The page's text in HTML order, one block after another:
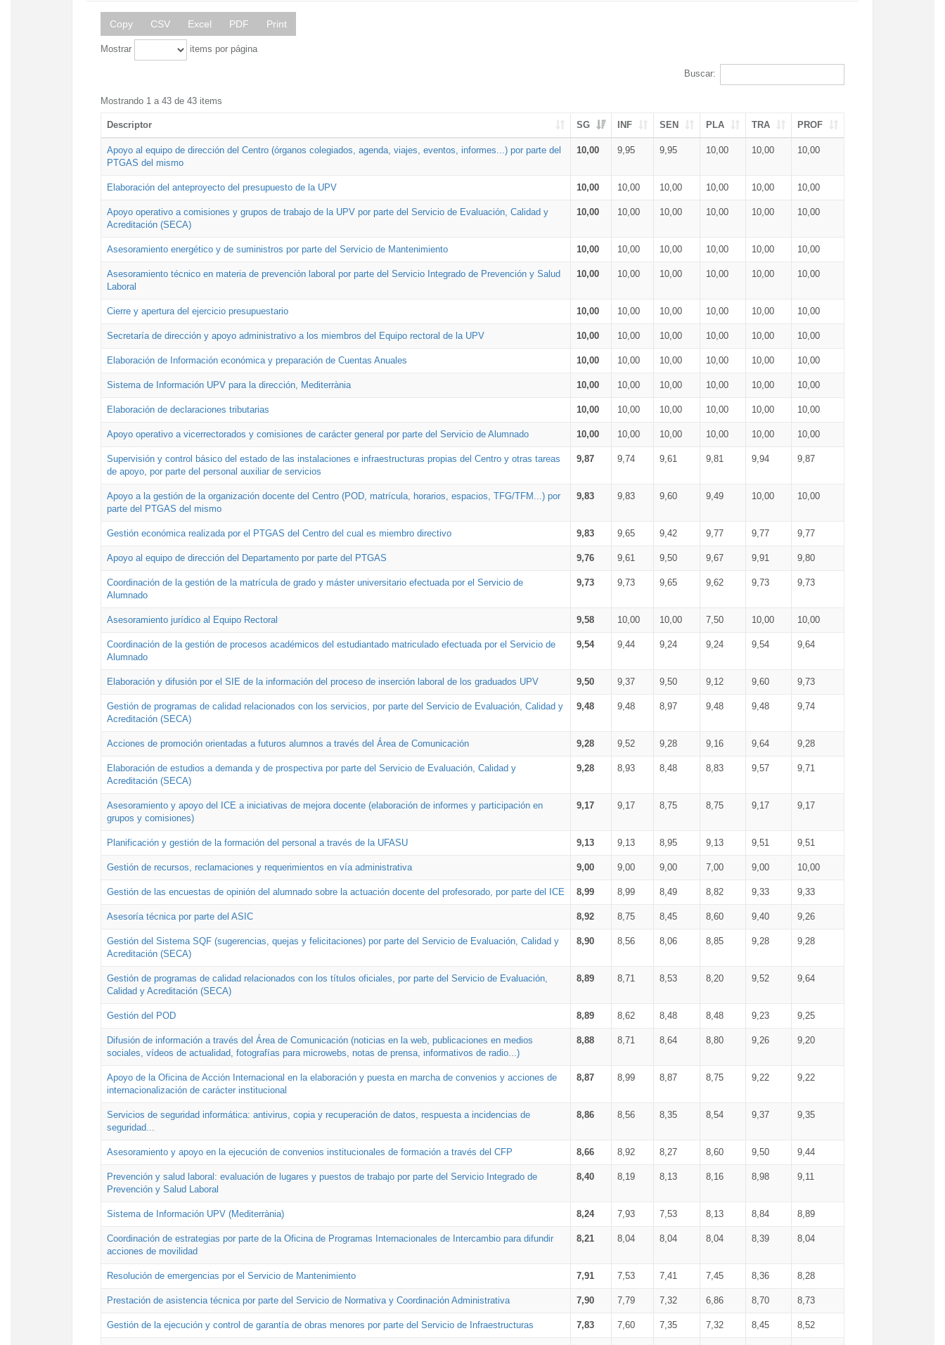
Copy CSV Excel PDF Print
Mostrar items por página
Buscar:
Mostrando 1 a 43 de 43 items
Descriptor SG INF SEN PLA TRA PROF
Apoyo al equipo de dirección del Centro (órganos colegiados, agenda, viajes, eventos, informes...) por parte del
PTGAS del mismo
10,00 9,95 9,95 10,00 10,00 10,00
Elaboración del anteproyecto del presupuesto de la UPV 10,00 10,00 10,00 10,00 10,00 10,00
Apoyo operativo a comisiones y grupos de trabajo de la UPV por parte del Servicio de Evaluación, Calidad y
Acreditación (SECA)
10,00 10,00 10,00 10,00 10,00 10,00
Asesoramiento energético y de suministros por parte del Servicio de Mantenimiento 10,00 10,00 10,00 10,00 10,00 10,00
Asesoramiento técnico en materia de prevención laboral por parte del Servicio Integrado de Prevención y Salud
Laboral
10,00 10,00 10,00 10,00 10,00 10,00
Cierre y apertura del ejercicio presupuestario 10,00 10,00 10,00 10,00 10,00 10,00
Secretaría de dirección y apoyo administrativo a los miembros del Equipo rectoral de la UPV 10,00 10,00 10,00 10,00 10,00 10,00
Elaboración de Información económica y preparación de Cuentas Anuales 10,00 10,00 10,00 10,00 10,00 10,00
Sistema de Información UPV para la dirección, Mediterrània 10,00 10,00 10,00 10,00 10,00 10,00
Elaboración de declaraciones tributarias 10,00 10,00 10,00 10,00 10,00 10,00
Apoyo operativo a vicerrectorados y comisiones de carácter general por parte del Servicio de Alumnado 10,00 10,00 10,00 10,00 10,00 10,00
Supervisión y control básico del estado de las instalaciones e infraestructuras propias del Centro y otras tareas
de apoyo, por parte del personal auxiliar de servicios
9,87 9,74 9,61 9,81 9,94 9,87
Apoyo a la gestión de la organización docente del Centro (POD, matrícula, horarios, espacios, TFG/TFM...) por
parte del PTGAS del mismo
9,83 9,83 9,60 9,49 10,00 10,00
Gestión económica realizada por el PTGAS del Centro del cual es miembro directivo 9,83 9,65 9,42 9,77 9,77 9,77
Apoyo al equipo de dirección del Departamento por parte del PTGAS 9,76 9,61 9,50 9,67 9,91 9,80
Coordinación de la gestión de la matrícula de grado y máster universitario efectuada por el Servicio de
Alumnado
9,73 9,73 9,65 9,62 9,73 9,73
Asesoramiento jurídico al Equipo Rectoral 9,58 10,00 10,00 7,50 10,00 10,00
Coordinación de la gestión de procesos académicos del estudiantado matriculado efectuada por el Servicio de
Alumnado
9,54 9,44 9,24 9,24 9,54 9,64
Elaboración y difusión por el SIE de la información del proceso de inserción laboral de los graduados UPV 9,50 9,37 9,50 9,12 9,60 9,73
Gestión de programas de calidad relacionados con los servicios, por parte del Servicio de Evaluación, Calidad y
Acreditación (SECA)
9,48 9,48 8,97 9,48 9,48 9,74
Acciones de promoción orientadas a futuros alumnos a través del Área de Comunicación 9,28 9,52 9,28 9,16 9,64 9,28
Elaboración de estudios a demanda y de prospectiva por parte del Servicio de Evaluación, Calidad y
Acreditación (SECA)
9,28 8,93 8,48 8,83 9,57 9,71
Asesoramiento y apoyo del ICE a iniciativas de mejora docente (elaboración de informes y participación en
grupos y comisiones)
9,17 9,17 8,75 8,75 9,17 9,17
Planificación y gestión de la formación del personal a través de la UFASU 9,13 9,13 8,95 9,13 9,51 9,51
Gestión de recursos, reclamaciones y requerimientos en vía administrativa 9,00 9,00 9,00 7,00 9,00 10,00
Gestión de las encuestas de opinión del alumnado sobre la actuación docente del profesorado, por parte del ICE 8,99 8,99 8,49 8,82 9,33 9,33
Asesoría técnica por parte del ASIC 8,92 8,75 8,45 8,60 9,40 9,26
Gestión del Sistema SQF (sugerencias, quejas y felicitaciones) por parte del Servicio de Evaluación, Calidad y
Acreditación (SECA)
8,90 8,56 8,06 8,85 9,28 9,28
Gestión de programas de calidad relacionados con los títulos oficiales, por parte del Servicio de Evaluación,
Calidad y Acreditación (SECA)
8,89 8,71 8,53 8,20 9,52 9,64
Gestión del POD 8,89 8,62 8,48 8,48 9,23 9,25
Difusión de información a través del Área de Comunicación (noticias en la web, publicaciones en medios
sociales, vídeos de actualidad, fotografías para microwebs, notas de prensa, informativos de radio...)
8,88 8,71 8,64 8,80 9,26 9,20
Apoyo de la Oficina de Acción Internacional en la elaboración y puesta en marcha de convenios y acciones de
internacionalización de carácter institucional
8,87 8,99 8,87 8,75 9,22 9,22
Servicios de seguridad informática: antivirus, copia y recuperación de datos, respuesta a incidencias de
seguridad...
8,86 8,56 8,35 8,54 9,37 9,35
Asesoramiento y apoyo en la ejecución de convenios institucionales de formación a través del CFP 8,66 8,92 8,27 8,60 9,50 9,44
Prevención y salud laboral: evaluación de lugares y puestos de trabajo por parte del Servicio Integrado de
Prevención y Salud Laboral
8,40 8,19 8,13 8,16 8,98 9,11
Sistema de Información UPV (Mediterrània) 8,24 7,93 7,53 8,13 8,84 8,89
Coordinación de estrategias por parte de la Oficina de Programas Internacionales de Intercambio para difundir
acciones de movilidad
8,21 8,04 8,04 8,04 8,39 8,04
Resolución de emergencias por el Servicio de Mantenimiento 7,91 7,53 7,41 7,45 8,36 8,28
Prestación de asistencia técnica por parte del Servicio de Normativa y Coordinación Administrativa 7,90 7,79 7,32 6,86 8,70 8,73
Gestión de la ejecución y control de garantía de obras menores por parte del Servicio de Infraestructuras 7,83 7,60 7,35 7,32 8,45 8,52